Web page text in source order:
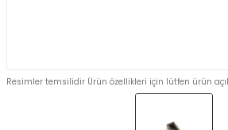
Resimler temsilidir Ürün özellikleri için lütfen ürün